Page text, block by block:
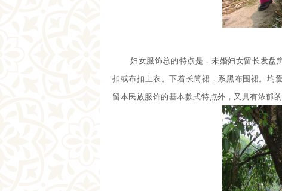
妇女服饰总的特点是，未婚妇女留长发盘
扣或布扣上衣。下着长筒裙，系黑布围裙。均
留本民族服饰的基本款式特点外，又具有浓郁的